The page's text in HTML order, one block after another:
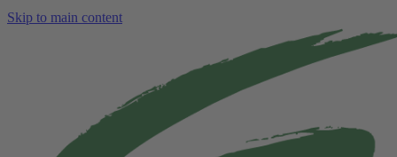
Skip to main content